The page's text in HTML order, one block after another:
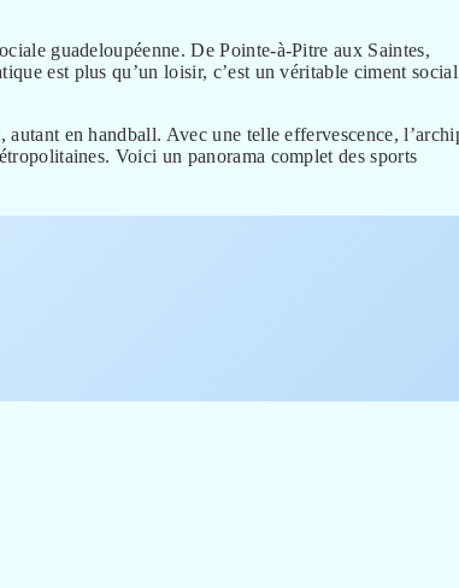
guadeloupéenne. De Pointe-à-Pitre aux Saintes,
est plus qu’un loisir, c’est un véritable ciment social
en handball. Avec une telle effervescence,
Voici un panorama complet des sports